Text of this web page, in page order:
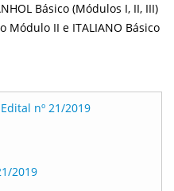
Básico (Módulos I, II, III)
Módulo II e ITALIANO Básico
nº 21/2019
2019